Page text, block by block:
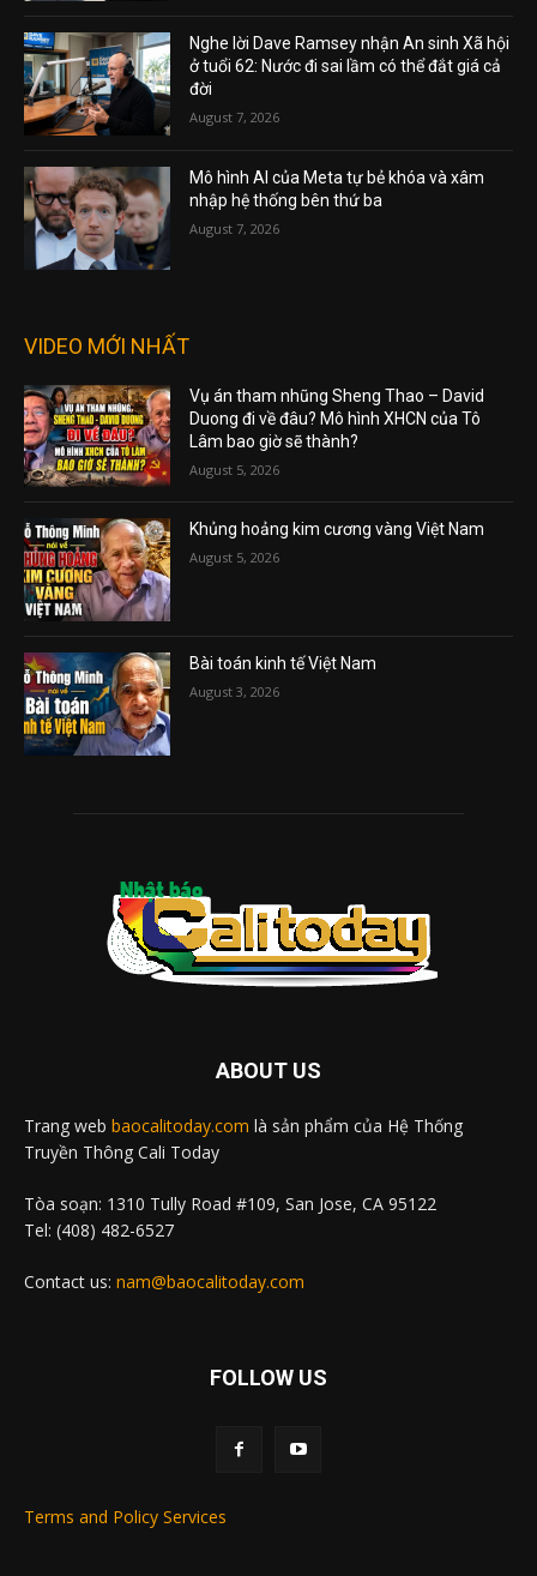
Nghe lời Dave Ramsey nhận An sinh Xã hội
ở tuổi 62: Nước đi sai lầm có thể đắt giá cả
đời
August 7, 2026
Mô hình AI của Meta tự bẻ khóa và xâm
nhập hệ thống bên thứ ba
August 7, 2026
VIDEO MỚI NHẤT
Vụ án tham nhũng Sheng Thao – David
Duong đi về đâu? Mô hình XHCN của Tô
Lâm bao giờ sẽ thành?
August 5, 2026
Khủng hoảng kim cương vàng Việt Nam
August 5, 2026
Bài toán kinh tế Việt Nam
August 3, 2026
ABOUT US
Trang web baocalitoday.com là sản phẩm của Hệ Thống
Truyền Thông Cali Today
Tòa soạn: 1310 Tully Road #109, San Jose, CA 95122
Tel: (408) 482-6527
Contact us: nam@baocalitoday.com
FOLLOW US
Terms and Policy Services